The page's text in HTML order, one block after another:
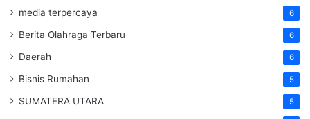
media terpercaya 6
Berita Olahraga Terbaru 6
Daerah 6
Bisnis Rumahan 5
SUMATERA UTARA 5